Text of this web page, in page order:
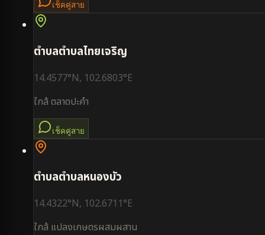
เช็คคู่สาย
ตำบลตำบลไทยเจริญ
14.4577°N, 102.6803°E
ใกล้ตลาดปะคำ
เช็คคู่สาย
ตำบลตำบลหนองบัว
14.4322°N, 102.6711°E
ใกล้ แปลงเกษตรผสมผสาน